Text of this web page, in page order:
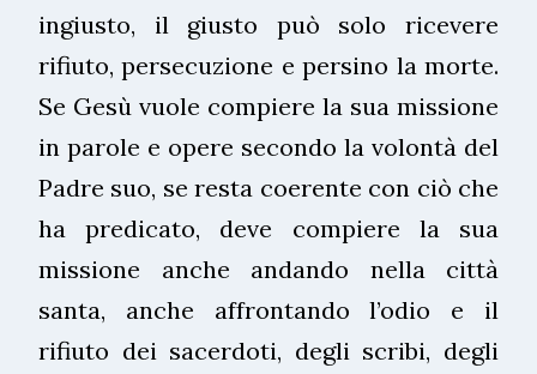
ingiusto, il giusto può solo ricevere
rifiuto, persecuzione e persino la morte.
Se Gesù vuole compiere la sua missione
in parole e opere secondo la volontà del
Padre suo, se resta coerente con ciò che
ha predicato, deve compiere la sua
missione anche andando nella città
santa, anche affrontando l’odio e il
rifiuto dei sacerdoti, degli scribi, degli